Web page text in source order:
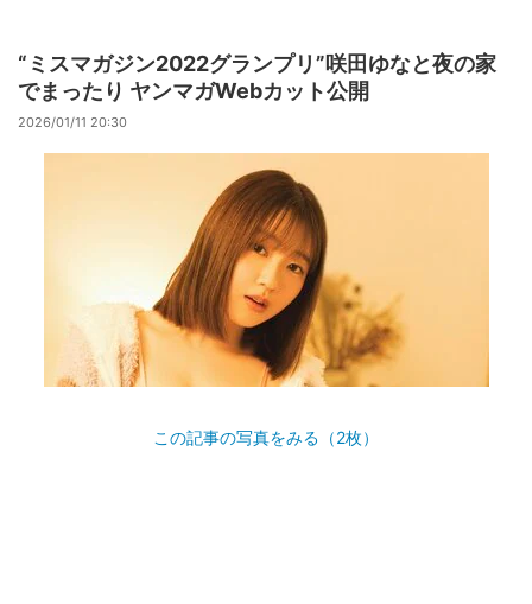
“ミスマガジン2022グランプリ”咲田ゆなと夜の家
でまったり ヤンマガWebカット公開
2026/01/11 20:30
この記事の写真をみる（2枚）